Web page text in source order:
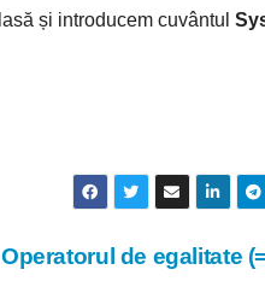
și introducem cuvântul
Operatorul de egalitate